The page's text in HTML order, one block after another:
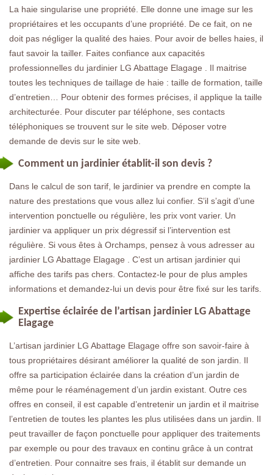
La haie singularise une propriété. Elle donne une image sur les
propriétaires et les occupants d’une propriété. De ce fait, on ne
doit pas négliger la qualité des haies. Pour avoir de belles haies, il
faut savoir la tailler. Faites confiance aux capacités
professionnelles du jardinier LG Abattage Elagage . Il maitrise
toutes les techniques de taillage de haie : taille de formation, taille
d’entretien… Pour obtenir des formes précises, il applique la taille
architecturée. Pour discuter par téléphone, ses contacts
téléphoniques se trouvent sur le site web. Déposer votre
demande de devis sur le site web.
Comment un jardinier établit-il son devis ?
Dans le calcul de son tarif, le jardinier va prendre en compte la
nature des prestations que vous allez lui confier. S’il s’agit d’une
intervention ponctuelle ou régulière, les prix vont varier. Un
jardinier va appliquer un prix dégressif si l’intervention est
régulière. Si vous êtes à Orchamps, pensez à vous adresser au
jardinier LG Abattage Elagage . C’est un artisan jardinier qui
affiche des tarifs pas chers. Contactez-le pour de plus amples
informations et demandez-lui un devis pour être fixé sur les tarifs.
Expertise éclairée de l’artisan jardinier LG Abattage
Elagage
L’artisan jardinier LG Abattage Elagage offre son savoir-faire à
tous propriétaires désirant améliorer la qualité de son jardin. Il
offre sa participation éclairée dans la création d’un jardin de
même pour le réaménagement d’un jardin existant. Outre ces
offres en conseil, il est capable d’entretenir un jardin et il maitrise
l’entretien de toutes les plantes les plus utilisées dans un jardin. Il
peut travailler de façon ponctuelle pour appliquer des traitements
par exemple ou pour des travaux en continu grâce à un contrat
d’entretien. Pour connaitre ses frais, il établit sur demande un